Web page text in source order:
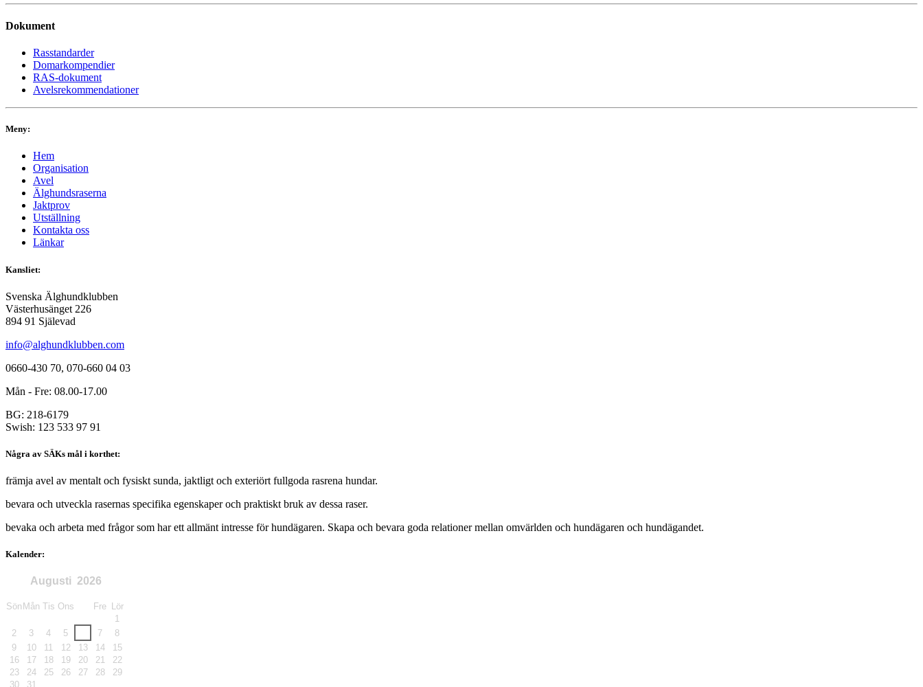
Dokument
Rasstandarder
Domarkompendier
RAS-dokument
Avelsrekommendationer
Meny:
Hem
Organisation
Avel
Älghundsraserna
Jaktprov
Utställning
Kontakta oss
Länkar
Kansliet:
Svenska Älghundklubben
Västerhusänget 226
894 91 Själevad
info@alghundklubben.com
0660-430 70, 070-660 04 03
Mån - Fre: 08.00-17.00
BG: 218-6179
Swish: 123 533 97 91
Några av SÄKs mål i korthet:
främja avel av mentalt och fysiskt sunda, jaktligt och exteriört fullgoda rasrena hundar.
bevara och utveckla rasernas specifika egenskaper och praktiskt bruk av dessa raser.
bevaka och arbeta med frågor som har ett allmänt intresse för hundägaren. Skapa och bevara goda relationer mellan omvärlden och hundägaren och hundägandet.
Kalender:
Augusti 2026
Sön Mån Tis Ons Fre Lör
1
2
3 4 5 7
8
9
10 11 12 13 14
15
16
17 18 19 20 21
22
23
24 25 26 27 28
29
30
31